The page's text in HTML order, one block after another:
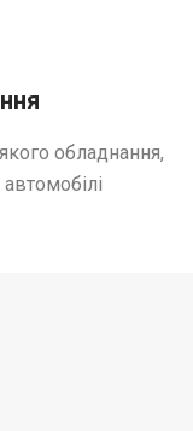
обладнання,